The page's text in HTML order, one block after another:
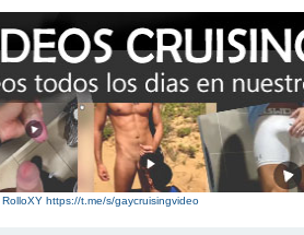
https://t.me/s/gaycruisingvideo